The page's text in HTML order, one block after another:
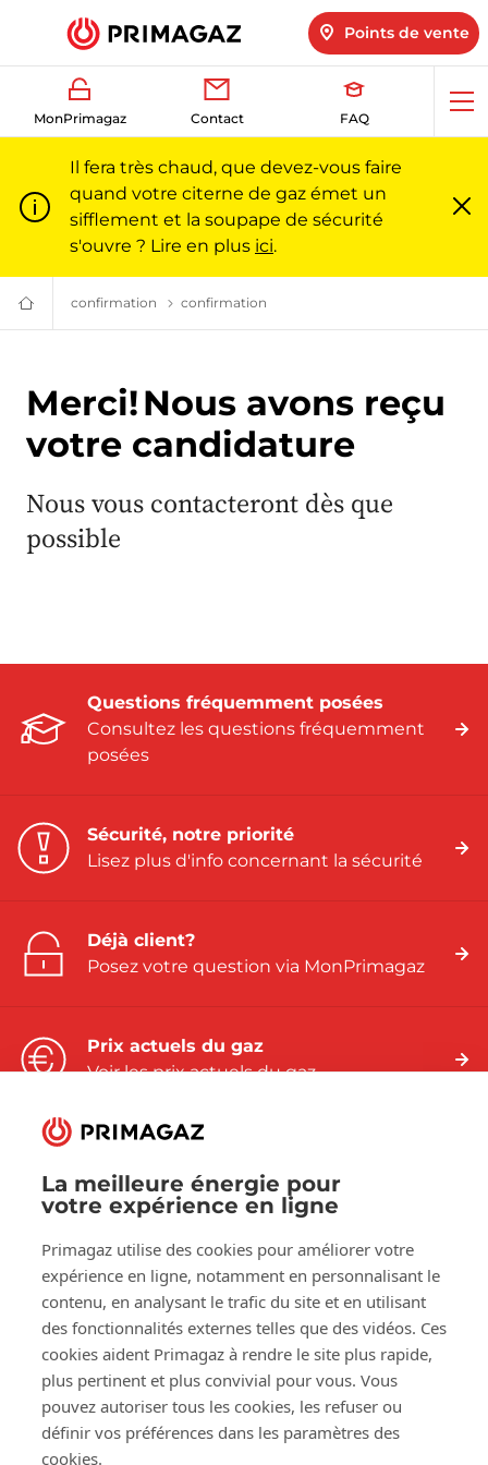
La meilleure énergie pour
votre expérience en ligne
Primagaz utilise des cookies pour améliorer votre
expérience en ligne, notamment en personnalisant le
contenu, en analysant le trafic du site et en utilisant
des fonctionnalités externes telles que des vidéos. Ces
cookies aident Primagaz à rendre le site plus rapide,
plus pertinent et plus convivial pour vous. Vous
pouvez autoriser tous les cookies, les refuser ou
définir vos préférences dans les paramètres des
cookies.
Points de vente
MonPrimagaz Contact FAQ
Il fera très chaud, que devez-vous faire
quand votre citerne de gaz émet un
sifflement et la soupape de sécurité
s'ouvre ? Lire en plus ici.
Du
gaz
professionnels
|
Primagaz
confirmation confirmation
Merci!Nous avons reçu
votre candidature
Nous vous contacteront dès que
possible
Questions fréquemment posées
Consultez les questions fréquemment
posées
Sécurité, notre priorité
Lisez plus d'info concernant la sécurité
Déjà client?
Posez votre question via MonPrimagaz
Prix actuels du gaz
Voir les prix actuels du gaz
Suivez-nous sur:
Facebook
LinkedInYouTube
À propos de Primagaz
Aide et conseil